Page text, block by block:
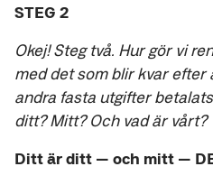
STEG 2
Okej! Steg två. Hur gör vi
med det som blir kvar
andra fasta utgifter
ditt? Mitt? Och vad är vårt?
Ditt är ditt — och mitt —